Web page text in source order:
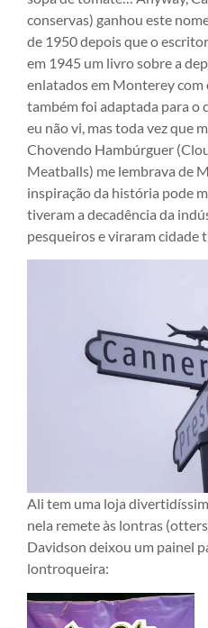
conservas) ganhou este
de 1950 depois que o
em 1945 um livro sobre a
enlatados em Monterey
também foi adaptada para o
eu não vi, mas toda vez que
Chovendo Hambúrguer
Meatballs) me lembrava de
inspiração da história pode
tiveram a decadência da
pesqueiros e viraram cidade
Ali tem uma loja
nela remete às lontras
Davidson deixou um painel
lontroqueira: